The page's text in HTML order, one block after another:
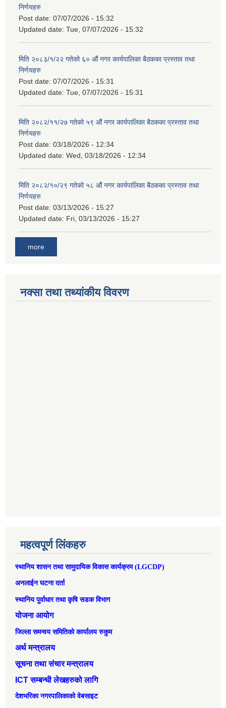
निर्णयहरु
Post date: 07/07/2026 - 15:32
Updated date: Tue, 07/07/2026 - 15:32
मिति २०८३/१/२२ गतेको ६० औं नगर कार्यपालिका बैठकका प्रस्ताव तथा
निर्णयहरु
Post date: 07/07/2026 - 15:31
Updated date: Tue, 07/07/2026 - 15:31
मिति २०८२/११/२७ गतेको ५९ औं नगर कार्यपालिका बैठकका प्रस्ताव तथा
निर्णयहरु
Post date: 03/18/2026 - 12:34
Updated date: Wed, 03/18/2026 - 12:34
मिति २०८२/१०/२९ गतेको ५८ औं नगर कार्यपालिका बैठकका प्रस्ताव तथा
निर्णयहरु
Post date: 03/13/2026 - 15:27
Updated date: Fri, 03/13/2026 - 15:27
more
नक्सा तथा तथ्यांकीय विवरण
महत्वपूर्ण लिंकहरु
स्थानिय शासन तथा सामुदायिक विकास कार्यक्रम (LGCDP)
अनलाईन घटना दर्ता
स्थानिय पुर्वाधार तथा कृषि सडक विभाग
योजना आयोग
जिल्ला समन्वय समितिको कार्यालय रुकुम
अर्थ मन्त्रालय
सूचना तथा संचार मन्त्रालय
ICT सम्बन्धी लेखहरुको लागि
देशभरिका नगरपालिकाको वेबसाइट